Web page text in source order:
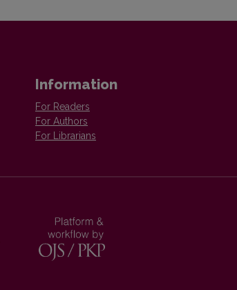
Information
For Readers
For Authors
For Librarians